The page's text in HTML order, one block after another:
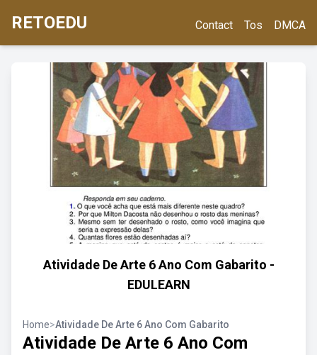
RETOEDU Contact Tos DMCA
Atividade De Arte 6 Ano Com Gabarito -
EDULEARN
Home>Atividade De Arte 6 Ano Com Gabarito
Atividade De Arte 6 Ano Com